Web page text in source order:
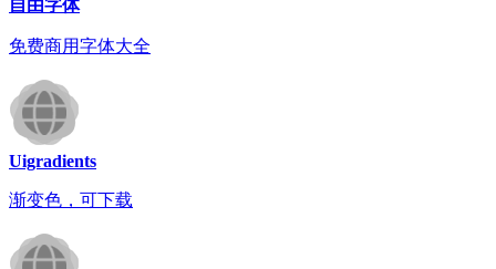
自由字体
免费商用字体大全
Uigradients
渐变色，可下载